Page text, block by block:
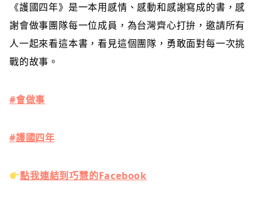
《護國四年》是一本用感情、感動和感謝寫成的書，感
謝會做事團隊每一位成員，為台灣齊心打拚，邀請所有
人一起來看這本書，看見這個團隊，勇敢面對每一次挑
戰的故事。
#會做事
#護國四年
點我連結到巧慧的Facebook